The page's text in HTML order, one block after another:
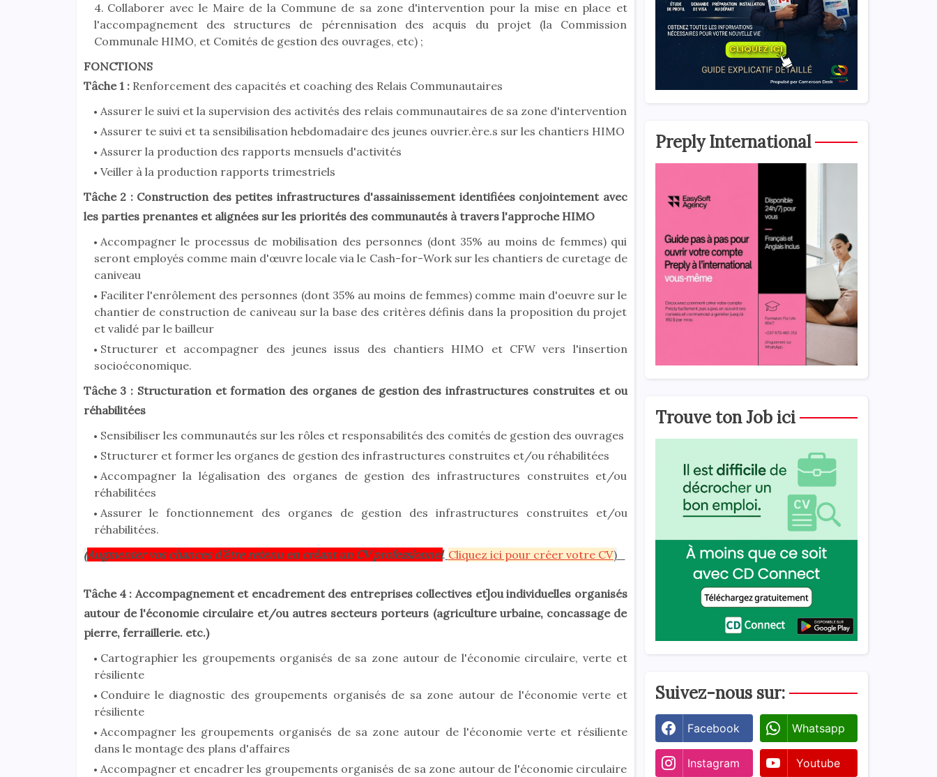
Collaborer avec le Maire de la Commune de sa zone d'intervention pour la mise en place et
l'accompagnement des structures de pérennisation des acquis du projet (la Commission
Communale HIMO, et Comités de gestion des ouvrages, etc) ;
FONCTIONS
Tâche 1 :Renforcement des capacités et coaching des Relais Communautaires
Assurer le suivi et la supervision des activités des relais communautaires de sa zone d'intervention
Assurer te suivi et ta sensibilisation hebdomadaire des jeunes ouvrier.ère.s sur les chantiers HIMO
Assurer la production des rapports mensuels d'activités
Veiller à la production rapports trimestriels
Tâche 2 : Construction des petites infrastructures d'assainissement identifiées conjointement avec
les parties prenantes et alignées sur les priorités des communautés à travers l'approche HIMO
Accompagner le processus de mobilisation des personnes (dont 35% au moins de femmes) qui
seront employés comme main d'œuvre locale via le Cash-for-Work sur les chantiers de curetage de
caniveau
Faciliter l'enrôlement des personnes (dont 35% au moins de femmes) comme main d'oeuvre sur le
chantier de construction de caniveau sur la base des critères définis dans la proposition du projet
et validé par le bailleur
Structurer et accompagner des jeunes issus des chantiers HIMO et CFW vers l'insertion
socioéconomique.
Tâche 3 : Structuration et formation des organes de gestion des infrastructures construites et ou
réhabilitées
Sensibiliser les communautés sur les rôles et responsabilités des comités de gestion des ouvrages
Structurer et former les organes de gestion des infrastructures construites et/ou réhabilitées
Accompagner la légalisation des organes de gestion des infrastructures construites et/ou
réhabilitées
Assurer le fonctionnement des organes de gestion des infrastructures construites et/ou
réhabilitées.
(Augmenter vos chances d’être retenu en créant un CV professionnel. Cliquez ici pour créer votre CV)
Tâche 4 : Accompagnement et encadrement des entreprises collectives et]ou individuelles organisés
autour de l'économie circulaire et/ou autres secteurs porteurs (agriculture urbaine, concassage de
pierre, ferraillerie. etc.)
Cartographier les groupements organisés de sa zone autour de l'économie circulaire, verte et
résiliente
Conduire le diagnostic des groupements organisés de sa zone autour de l'économie verte et
résiliente
Accompagner les groupements organisés de sa zone autour de l'économie verte et résiliente
dans le montage des plans d'affaires
Accompagner et encadrer les groupements organisés de sa zone autour de l'économie circulaire
Preply International
Trouve ton Job ici
Suivez-nous sur:
Facebook Whatsapp
Instagram Youtube